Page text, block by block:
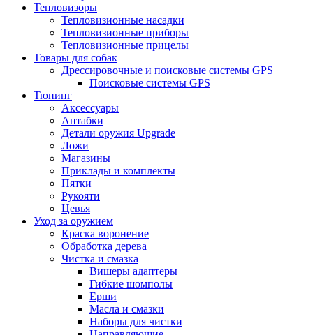
Тепловизоры
Тепловизионные насадки
Тепловизионные приборы
Тепловизионные прицелы
Товары для собак
Дрессировочные и поисковые системы GPS
Поисковые системы GPS
Тюнинг
Аксессуары
Антабки
Детали оружия Upgrade
Ложи
Магазины
Приклады и комплекты
Пятки
Рукояти
Цевья
Уход за оружием
Краска воронение
Обработка дерева
Чистка и смазка
Вишеры адаптеры
Гибкие шомполы
Ерши
Масла и смазки
Наборы для чистки